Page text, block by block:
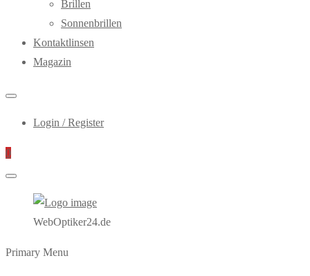
Brillen
Sonnenbrillen
Kontaktlinsen
Magazin
Login / Register
0
WebOptiker24.de
Primary Menu